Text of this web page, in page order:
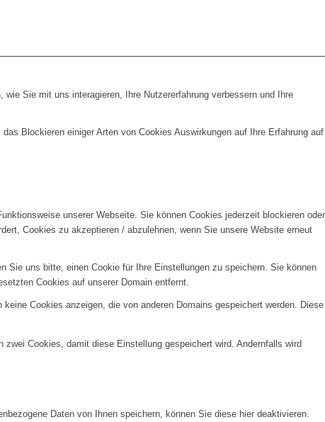
Sie mit uns interagieren, Ihre Nutzererfahrung verbessern und Ihre
Blockieren einiger Arten von Cookies Auswirkungen auf Ihre Erfahrung auf
unserer Webseite. Sie können Cookies jederzeit blockieren oder
Cookies zu akzeptieren / abzulehnen, wenn Sie unsere Website erneut
Sie uns bitte, einen Cookie für Ihre Einstellungen zu speichern. Sie können
Cookies auf unserer Domain entfernt.
Cookies anzeigen, die von anderen Domains gespeichert werden. Diese
Cookies, damit diese Einstellung gespeichert wird. Andernfalls wird
Daten von Ihnen speichern, können Sie diese hier deaktivieren.